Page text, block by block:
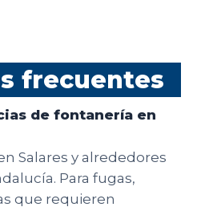
frecuentes
de fontanería en
Salares y alrededores
Para fugas,
que requieren